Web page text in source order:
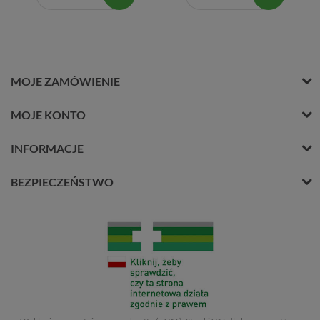
MOJE ZAMÓWIENIE
MOJE KONTO
INFORMACJE
BEZPIECZEŃSTWO